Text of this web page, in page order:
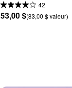
42
53,00 $(83,00 $ valeur)